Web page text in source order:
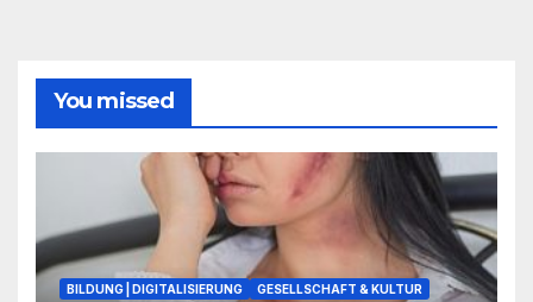
You missed
BILDUNG | DIGITALISIERUNG GESELLSCHAFT & KULTUR